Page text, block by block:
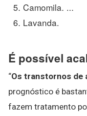
Camomila. ...
Lavanda.
É possível
“Os transtornos de
prognóstico é
fazem tratamento